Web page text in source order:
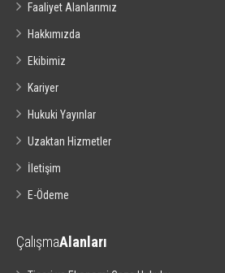
Faaliyet Alanlarımız
Hakkımızda
Ekibimiz
Kariyer
Hukuki Yayınlar
Uzaktan Hizmetler
İletişim
E-Ödeme
ÇalışmaAlanları